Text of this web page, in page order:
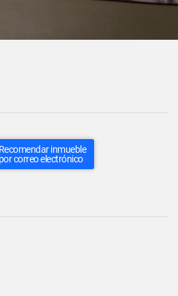
Recomendar inmueble
por correo electrónico